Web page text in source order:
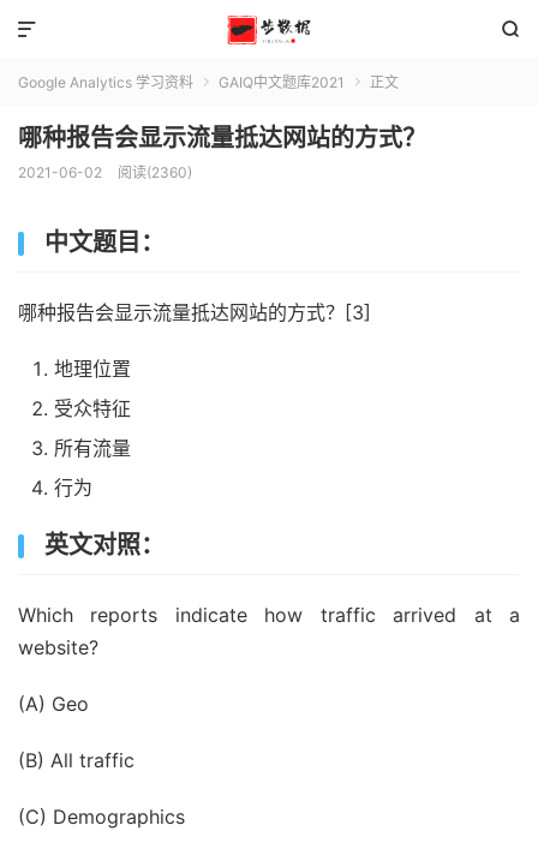


Google Analytics 学习资料  GAIQ中文题库2021  正文
哪种报告会显示流量抵达网站的方式？
2021-06-02 阅读(2360)
中文题目：
哪种报告会显示流量抵达网站的方式？[3]
地理位置
受众特征
所有流量
行为
英文对照：
Which reports indicate how traffic arrived at a
website?
(A) Geo
(B) All traffic
(C) Demographics